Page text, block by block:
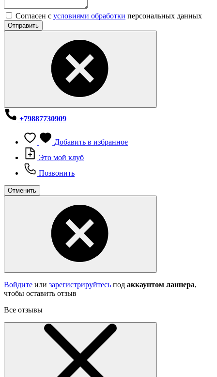
Согласен с условиями обработки персональных данных
Отправить
+79887730909
Добавить в избранное
Это мой клуб
Позвонить
Отменить
Войдите или зарегистрируйтесь под аккаунтом ланнера,
чтобы оставить отзыв
Все отзывы